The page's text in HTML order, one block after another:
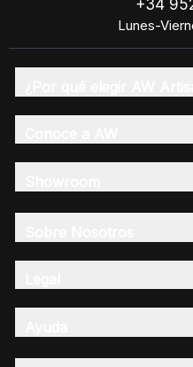
+34
Lunes-